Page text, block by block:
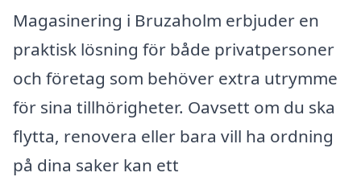
Magasinering i Bruzaholm erbjuder en
praktisk lösning för både privatpersoner
och företag som behöver extra utrymme
för sina tillhörigheter. Oavsett om du ska
flytta, renovera eller bara vill ha ordning
på dina saker kan ett